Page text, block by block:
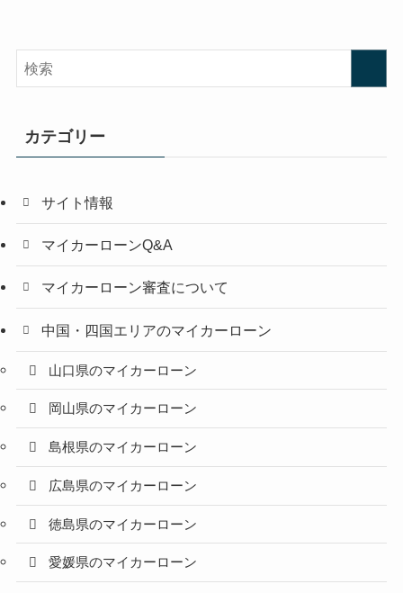
カテゴリー
サイト情報
マイカーローンQ&A
マイカーローン審査について
中国・四国エリアのマイカーローン
山口県のマイカーローン
岡山県のマイカーローン
島根県のマイカーローン
広島県のマイカーローン
徳島県のマイカーローン
愛媛県のマイカーローン